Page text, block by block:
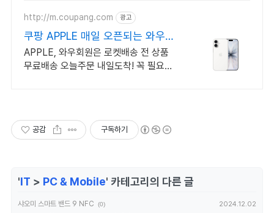
http://m.coupang.com 광고
쿠팡 APPLE 매일 오픈되는 와우회
원 특가
APPLE, 와우회원은 로켓배송 전 상품
무료배송 오늘주문 내일도착! 꼭 필요한
공감 구독하기
'IT > PC & Mobile' 카테고리의 다른 글
샤오미 스마트 밴드 9 NFC (0) 2024.12.02